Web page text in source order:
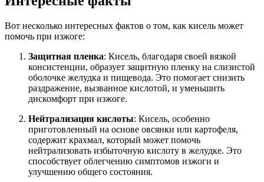
Вот несколько интересных фактов о том, как кисель может
помочь при изжоге:
Защитная пленка: Кисель, благодаря своей вязкой
консистенции, образует защитную пленку на слизистой
оболочке желудка и пищевода. Это помогает снизить
раздражение, вызванное кислотой, и уменьшить
дискомфорт при изжоге.
Нейтрализация кислоты: Кисель, особенно
приготовленный на основе овсянки или картофеля,
содержит крахмал, который может помочь
нейтрализовать избыточную кислоту в желудке. Это
способствует облегчению симптомов изжоги и
улучшению общего состояния.